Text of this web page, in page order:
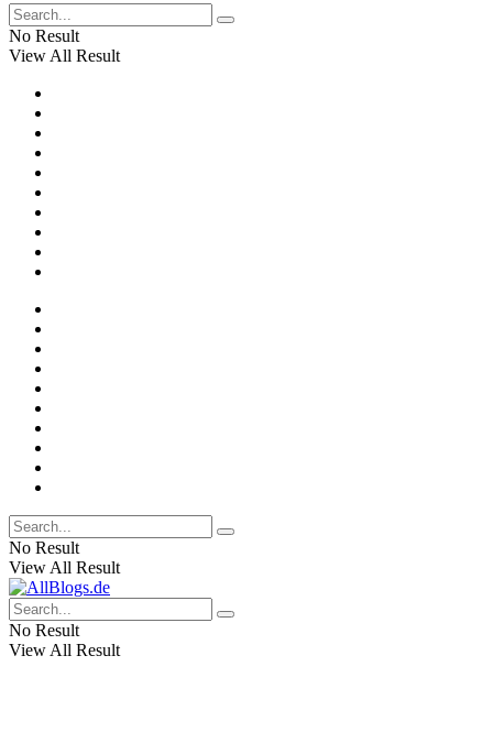
No Result
View All Result
No Result
View All Result
No Result
View All Result